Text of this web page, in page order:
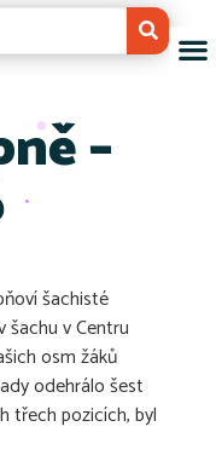
–
šachisté
šachu v Centru
osm žáků
odehrálo šest
třech pozicích, byl